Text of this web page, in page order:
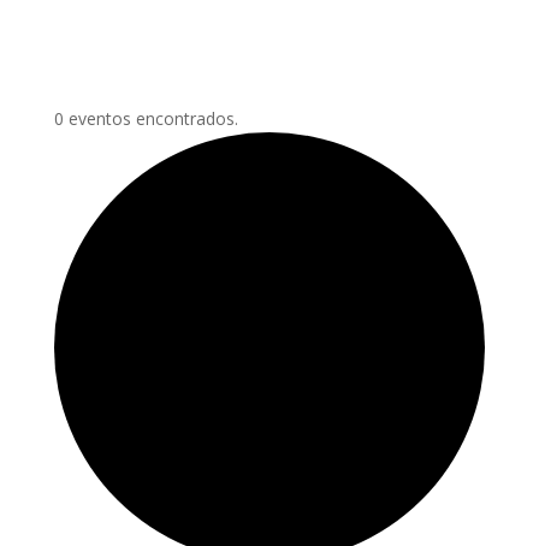
0 eventos encontrados.